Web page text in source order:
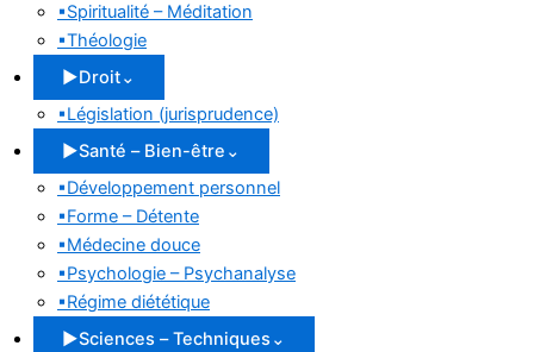
▪Spiritualité – Méditation
▪Théologie
▶Droit⌄
▪Législation (jurisprudence)
▶Santé – Bien-être ⌄
▪Développement personnel
▪Forme – Détente
▪Médecine douce
▪Psychologie – Psychanalyse
▪Régime diététique
▶Sciences – Techniques ⌄